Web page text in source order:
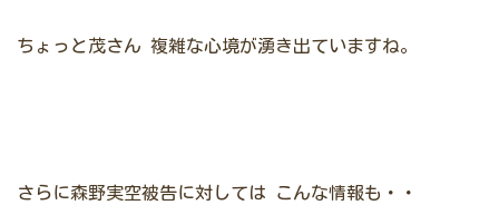
ちょっと茂さん 複雑な心境が湧き出ていますね。
さらに森野実空被告に対しては こんな情報も・・